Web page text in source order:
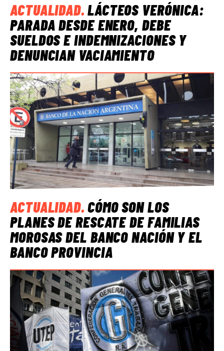
ACTUALIDAD.LÁCTEOS VERÓNICA:
PARADA DESDE ENERO, DEBE
SUELDOS E INDEMNIZACIONES Y
DENUNCIAN VACIAMIENTO
ACTUALIDAD.CÓMO SON LOS
PLANES DE RESCATE DE FAMILIAS
MOROSAS DEL BANCO NACIÓN Y EL
BANCO PROVINCIA